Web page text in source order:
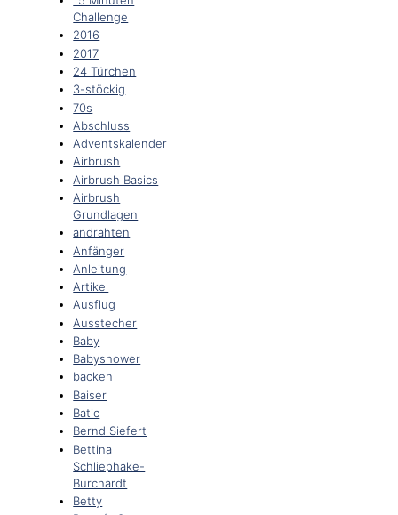
Challenge
2016
2017
24 Türchen
3-stöckig
70s
Abschluss
Adventskalender
Airbrush
Airbrush Basics
Airbrush
Grundlagen
andrahten
Anfänger
Anleitung
Artikel
Ausflug
Ausstecher
Baby
Babyshower
backen
Baiser
Batic
Bernd Siefert
Bettina
Schliephake-
Burchardt
Betty